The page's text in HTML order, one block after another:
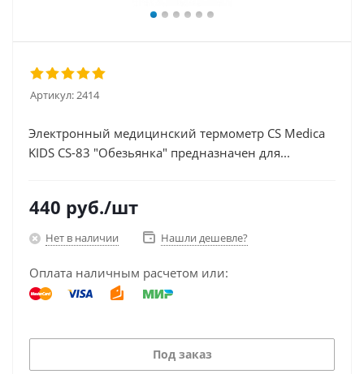
Артикул:2414
Электронный медицинский термометр CS Medica
KIDS CS-83 "Обезьянка" предназначен для...
440 руб./шт
Нет в наличии Нашли дешевле?
Оплата наличным расчетом или:
Под заказ